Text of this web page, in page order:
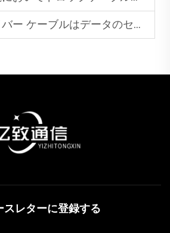
はデータのセキュリティと安定性をどのように向上させるか
スレターに登録する